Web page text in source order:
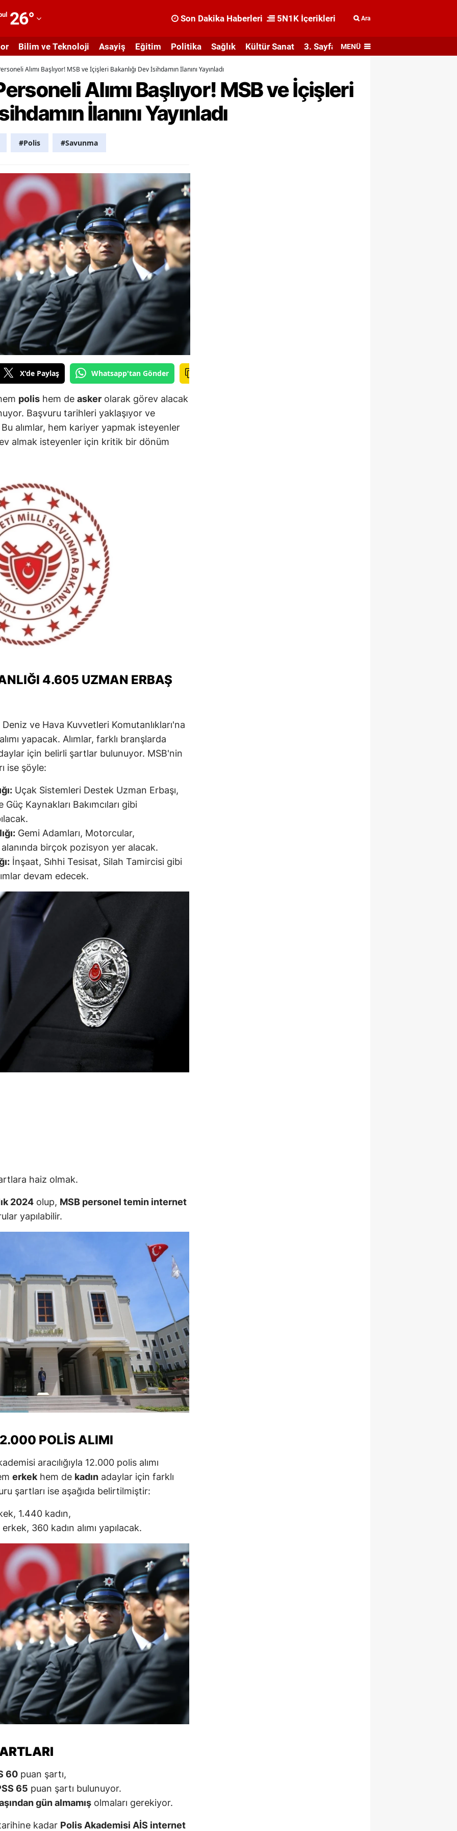
26° Son Dakika Haberleri 5N1K İçerikleri Ara
Bilim ve Teknoloji Asayiş Eğitim Politika Sağlık Kültür Sanat 3. Sayfa MENÜ
Alımı Başlıyor! MSB ve İçişleri Bakanlığı Dev İsihdamın İlanını Yayınladı
Alımı Başlıyor! MSB ve İçişleri
İlanını Yayınladı
#Polis #Savunma
X'de Paylaş Whatsapp'tan Gönder
polis hem de asker olarak görev alacak
Başvuru tarihleri yaklaşıyor ve
alımlar, hem kariyer yapmak isteyenler
almak isteyenler için kritik bir dönüm
4.605 UZMAN ERBAŞ
Deniz ve Hava Kuvvetleri Komutanlıkları'na
alımı yapacak. Alımlar, farklı branşlarda
için belirli şartlar bulunuyor. MSB'nin
ise şöyle:
Uçak Sistemleri Destek Uzman Erbaşı,
Kaynakları Bakımcıları gibi
Gemi Adamları, Motorcular,
birçok pozisyon yer alacak.
İnşaat, Sıhhi Tesisat, Silah Tamircisi gibi
devam edecek.
haiz olmak.
2024 olup, MSB personel temin internet
yapılabilir.
POLIS ALIMI
aracılığıyla 12.000 polis alımı
erkek hem de kadın adaylar için farklı
şartları ise aşağıda belirtilmiştir:
1.440 kadın,
360 kadın alımı yapılacak.
60 puan şartı,
65 puan şartı bulunuyor.
gün almamış olmaları gerekiyor.
kadar Polis Akademisi AİS internet